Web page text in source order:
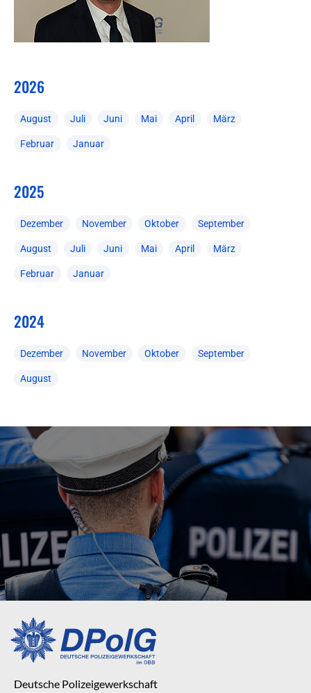
2026
August Juli Juni Mai April März
Februar Januar
2025
Dezember November Oktober September
August Juli Juni Mai April März
Februar Januar
2024
Dezember November Oktober September
August
Deutsche Polizeigewerkschaft